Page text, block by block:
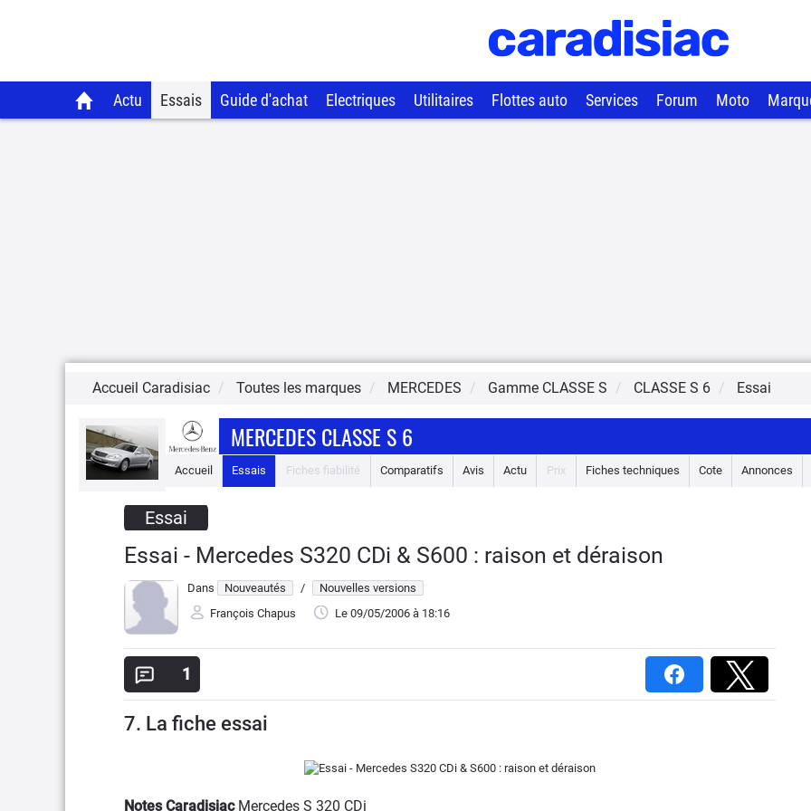
Actu Essais Guide d'achat Electriques Utilitaires Flottes auto Services Forum Moto
Accueil Caradisiac Toutes les marques MERCEDES Gamme CLASSE S CLASSE S 6 Essai
MERCEDES CLASSE S 6
Accueil Essais Fiches fiabilité Comparatifs Avis Actu Prix Fiches techniques Cote Annonces
Essai
Essai - Mercedes S320 CDi & S600 : raison et déraison
Dans Nouveautés /
Nouvelles versions
François Chapus
Le 09/05/2006 à 18:16
1
7. La fiche essai
Notes CaradisiacMercedes S 320 CDi